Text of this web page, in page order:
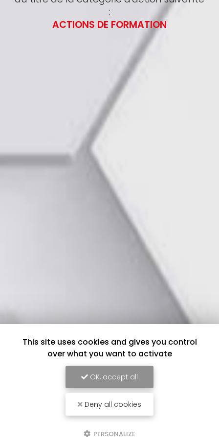
:
ACTIONS DE FORMATION
This site uses cookies and gives you control
over what you want to activate
OK, accept all
Deny all cookies
PERSONALIZE